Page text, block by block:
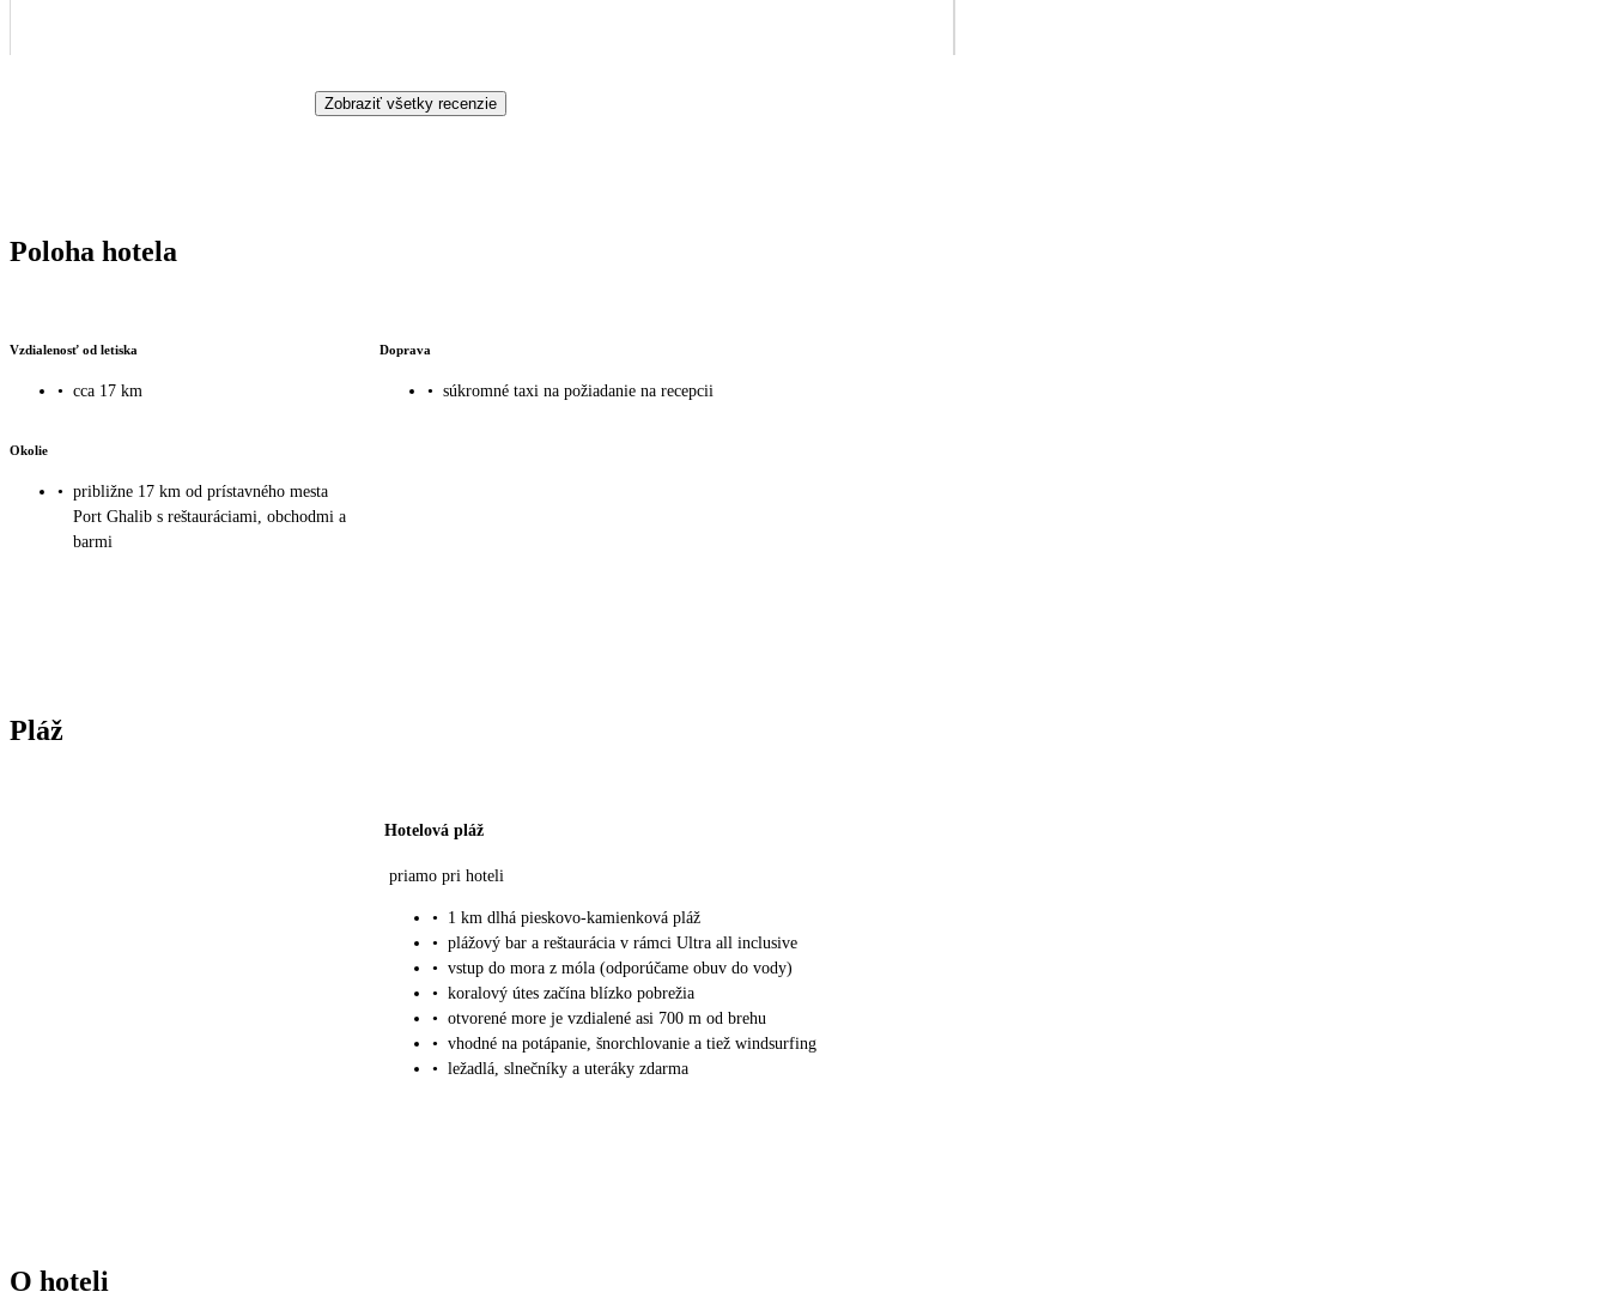
Zobraziť všetky recenzie
Poloha hotela
Vzdialenosť od letiska
• cca 17 km
Doprava
• súkromné taxi na požiadanie na recepcii
Okolie
• približne 17 km od prístavného mesta
Port Ghalib s reštauráciami, obchodmi a
barmi
Pláž
Hotelová pláž
priamo pri hoteli
•
1 km dlhá pieskovo-kamienková pláž
• plážový bar a reštaurácia v rámci Ultra all inclusive
• vstup do mora z móla (odporúčame obuv do vody)
• koralový útes začína blízko pobrežia
• otvorené more je vzdialené asi 700 m od brehu
• vhodné na potápanie, šnorchlovanie a tiež windsurfing
• ležadlá, slnečníky a uteráky zdarma
O hoteli